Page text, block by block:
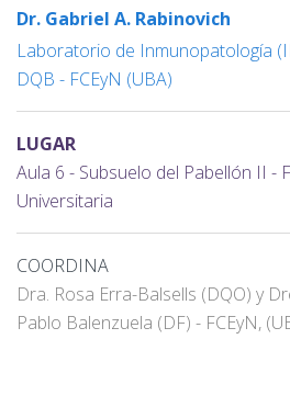
Dr. Gabriel A. Rabinovich
Laboratorio de Inmunopatología
DQB - FCEyN (UBA)
LUGAR
Aula 6 - Subsuelo del Pabellón II -
Universitaria
COORDINA
Dra. Rosa Erra-Balsells (DQO) y
Pablo Balenzuela (DF) - FCEyN,